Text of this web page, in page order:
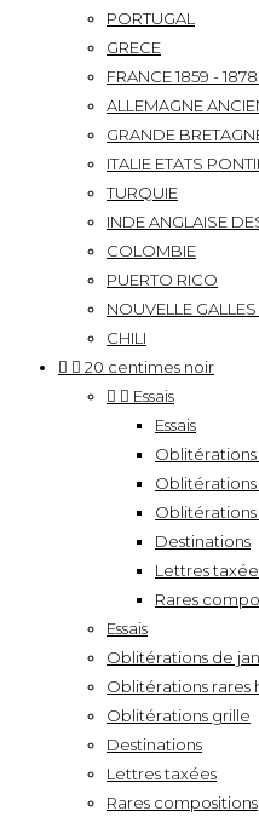
PORTUGAL
GRECE
FRANCE 1859 -
ALLEMAGNE
GRANDE
ITALIE ETATS
TURQUIE
INDE ANGLAISE
COLOMBIE
PUERTO RICO
NOUVELLE
CHILI
  20 centimes noir
  Essais
Essais
Oblitérations
Destinations
Lettres
Rares
Essais
Oblitérations de
Oblitérations rares
Oblitérations grille
Destinations
Lettres taxées
Rares compositions